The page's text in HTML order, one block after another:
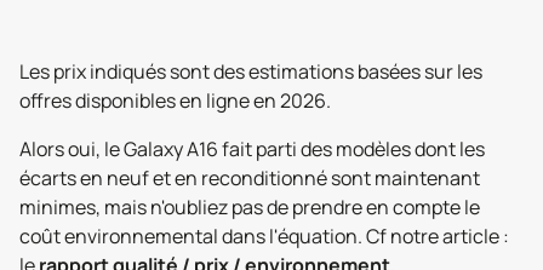
Les prix indiqués sont des estimations basées sur les
offres disponibles en ligne en 2026.
Alors oui, le Galaxy A16 fait parti des modèles dont les
écarts en neuf et en reconditionné sont maintenant
minimes, mais n'oubliez pas de prendre en compte le
coût environnemental dans l'équation. Cf notre article :